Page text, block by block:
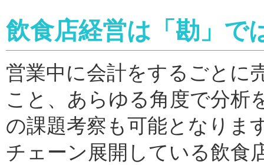
飲食店経営は「勘」で
営業中に会計をするごとに
こと、あらゆる角度で分析
の課題考察も可能となりま
チェーン展開している飲食